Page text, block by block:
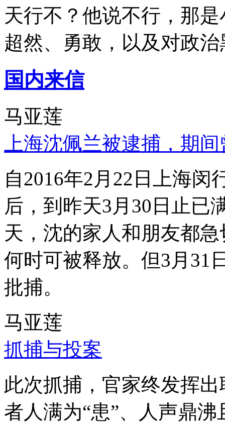
天行不？他说不行，那
超然、勇敢，以及对政
国内来信
马亚莲
上海沈佩兰被逮捕，期
自2016年2月22日上海
后，到昨天3月30日止已
天，沈的家人和朋友都
何时可被释放。但3月31
批捕。
马亚莲
抓捕与投案
此次抓捕，官家终发挥
者人满为“患”、人声鼎